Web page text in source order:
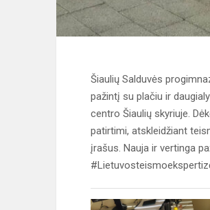
Šiaulių Salduvės
pažintį su plačiu ir
centro Šiaulių skyriuje.
patirtimi, atskleidžiant
įrašus. Nauja ir vertinga